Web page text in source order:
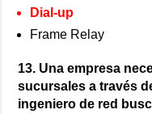
Dial-up
Frame Relay
13. Una empresa
sucursales a través
ingeniero de red